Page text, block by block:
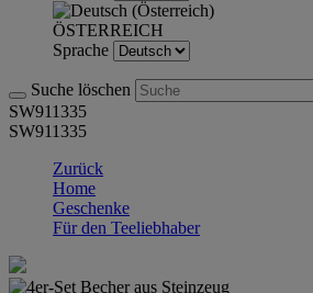
ÖSTERREICH
Sprache
Suche löschen
SW911335
SW911335
Zurück
Home
Geschenke
Für den Teeliebhaber